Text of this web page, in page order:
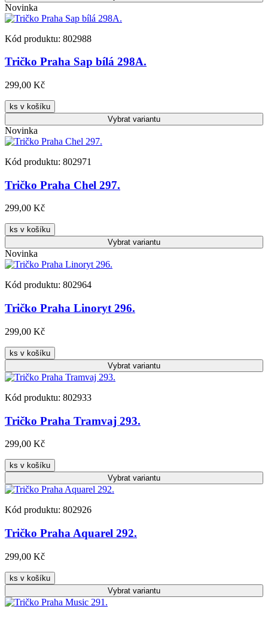
Novinka
Kód produktu: 802988
Tričko Praha Sap bílá 298A.
299,00 Kč
ks v košíku
Vybrat variantu
Novinka
Kód produktu: 802971
Tričko Praha Chel 297.
299,00 Kč
ks v košíku
Vybrat variantu
Novinka
Kód produktu: 802964
Tričko Praha Linoryt 296.
299,00 Kč
ks v košíku
Vybrat variantu
Kód produktu: 802933
Tričko Praha Tramvaj 293.
299,00 Kč
ks v košíku
Vybrat variantu
Kód produktu: 802926
Tričko Praha Aquarel 292.
299,00 Kč
ks v košíku
Vybrat variantu